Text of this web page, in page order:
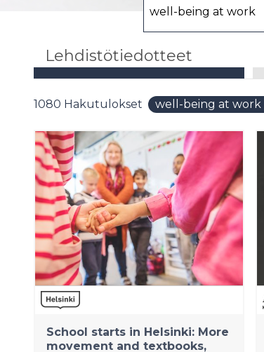
Lehdistötiedotteet
1080 Hakutulokset well-being at work
School starts in Helsinki: More
movement and textbooks,